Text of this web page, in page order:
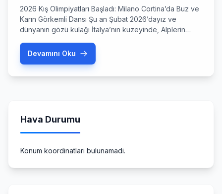
2026 Kış Olimpiyatları Başladı: Milano Cortina’da Buz ve
Karın Görkemli Dansı Şu an Şubat 2026’dayız ve
dünyanın gözü kulağı İtalya’nın kuzeyinde, Alplerin
organizasyonu değil, aynı zamanda teknolojinin,
sürdürülebilirliğin ve İtalyan estetiğinin buluştuğu
Devamını Oku
Hava Durumu
Konum koordinatlari bulunamadi.